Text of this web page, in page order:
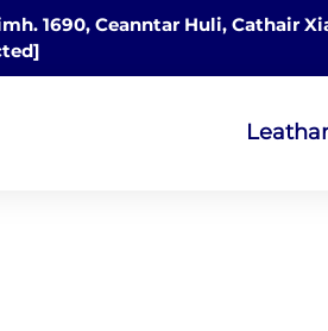
1690, Ceanntar Huli, Cathair